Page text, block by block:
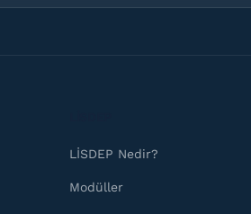
LİSDEP Nedir?
Modüller